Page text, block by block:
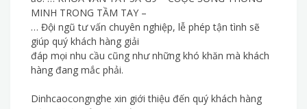
MINH TRONG TẦM TAY –
… Đội ngũ tư vấn chuyên nghiệp, lễ phép tận tình sẽ
giúp quý khách hàng giải
đáp mọi nhu cầu cũng như những khó khăn mà khách
hàng đang mắc phải.
Dinhcaocongnghe xin giới thiệu đến quý khách hàng